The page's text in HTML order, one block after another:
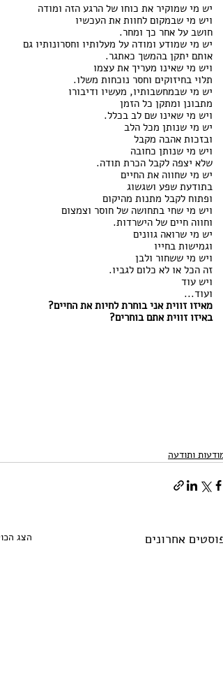
יש מי שמוקיר את כוחו של הרגע הזה ומודה
ויש מי שבמקום לחוות את העכשיו
חושב על אחר כך ומחר.
יש מי שמודע ומודה על מעלותיו וחסרונותיו גם
אותם יתקן בהמשך כאתגר.
ויש מי שאינו מעריך את עצמו
תלוי בחיזוקים וחסר נוכחות משלו.
יש מי שבמחשבותיו, מעשיו ודיבורו
מתבונן ומתקן כל הזמן
ויש מי שאינו שם לב בכלל.
יש מי שנותן מכל הלב
ובזכות אהבה מקבל
ויש מי שנותן כחובה
שלא יצפה לקבל הכרת תודה.
יש מי שחווה את החיים
בתודעת שפע ושגשוג
ופתוח לקבל מתנות מהיקום
ויש מי שחי בתחושה של חוסר וצמצום
וחווה חיים של הישרדות.
יש מי שרואה גוונים
וגמישות בחייו
ויש מי ששחור ולבן
זה הכל או לא כלום לגביו.
ויש עוד
ועוד...
מאיזו זווית אני בוחרת לחיות את החיים?
באיזו זווית אתם בוחרים?
מודעות ותודעה
פוסטים אחרונים הצג